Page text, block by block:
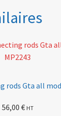
rods Gta all
56,00 € HT